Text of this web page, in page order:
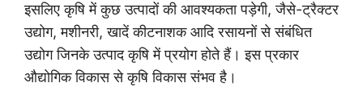
इसलिए कृषि में कुछ उत्पादों की आवश्यकता पड़ेगी, जैसे-ट्रैक्टर
उद्योग, मशीनरी, खादें कीटनाशक आदि रसायनों से संबंधित
उद्योग जिनके उत्पाद कृषि में प्रयोग होते हैं। इस प्रकार
औद्योगिक विकास से कृषि विकास संभव है।